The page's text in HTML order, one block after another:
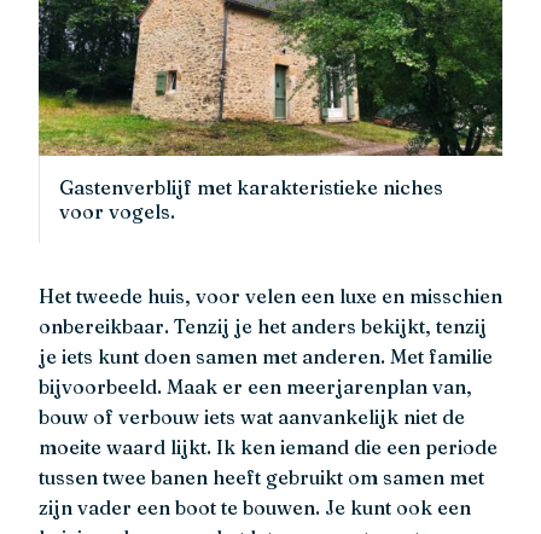
Gastenverblijf met karakteristieke niches
voor vogels.
Het tweede huis, voor velen een luxe en misschien
onbereikbaar. Tenzij je het anders bekijkt, tenzij
je iets kunt doen samen met anderen. Met familie
bijvoorbeeld. Maak er een meerjarenplan van,
bouw of verbouw iets wat aanvankelijk niet de
moeite waard lijkt. Ik ken iemand die een periode
tussen twee banen heeft gebruikt om samen met
zijn vader een boot te bouwen. Je kunt ook een